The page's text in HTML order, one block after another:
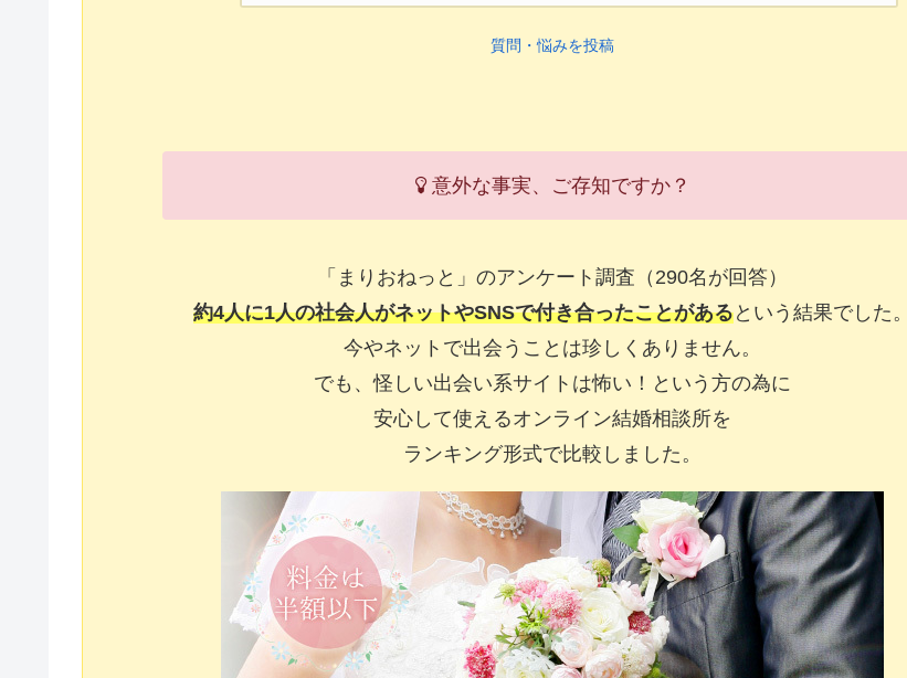
質問・悩みを投稿
意外な事実、ご存知ですか？
「まりおねっと」のアンケート調査（290名が回答）
約4人に1人の社会人がネットやSNSで付き合ったことがあるという結果でした。
今やネットで出会うことは珍しくありません。
でも、怪しい出会い系サイトは怖い！という方の為に
安心して使えるオンライン結婚相談所を
ランキング形式で比較しました。